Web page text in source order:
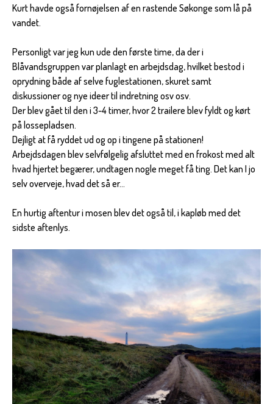
Kurt havde også fornøjelsen af en rastende Søkonge som lå på
vandet.
Personligt var jeg kun ude den første time, da der i
Blåvandsgruppen var planlagt en arbejdsdag, hvilket bestod i
oprydning både af selve fuglestationen, skuret samt
diskussioner og nye ideer til indretning osv osv.
Der blev gået til den i 3-4 timer, hvor 2 trailere blev fyldt og kørt
på lossepladsen.
Dejligt at få ryddet ud og op i tingene på stationen!
Arbejdsdagen blev selvfølgelig afsluttet med en frokost med alt
hvad hjertet begærer, undtagen nogle meget få ting. Det kan I jo
selv overveje, hvad det så er…
En hurtig aftentur i mosen blev det også til, i kapløb med det
sidste aftenlys.